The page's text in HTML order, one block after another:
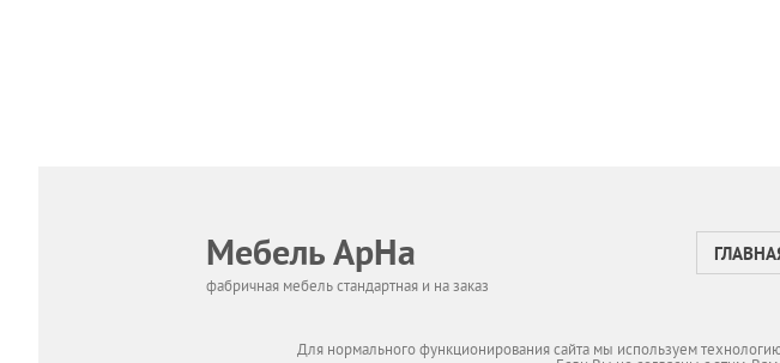
Мебель АрНа
фабричная мебель стандартная и на заказ
Для нормального функционирования сайта мы используем